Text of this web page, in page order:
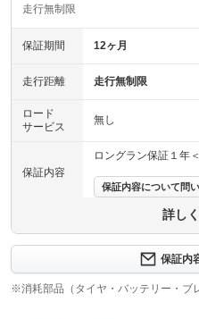
走行無制限
保証期間 12ヶ月
走行距離 走行無制限
ロード
サービス
無し
保証内容
ロングラン保証１年
保証内容について問
上限金額
詳し
保証内
※消耗部品（タイヤ・バッテリー・ブ